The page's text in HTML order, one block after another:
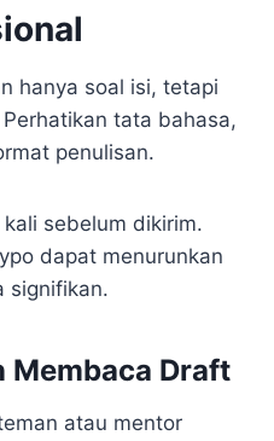
hanya soal isi, tetapi
tata bahasa,
penulisan.
sebelum dikirim.
dapat menurunkan
signifikan.
Membaca Draft
atau mentor